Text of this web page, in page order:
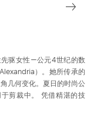
驱女性—公元4世纪的数
）。她所传承的
几何变化。夏日的时尚公
剪裁中。 凭借精湛的技